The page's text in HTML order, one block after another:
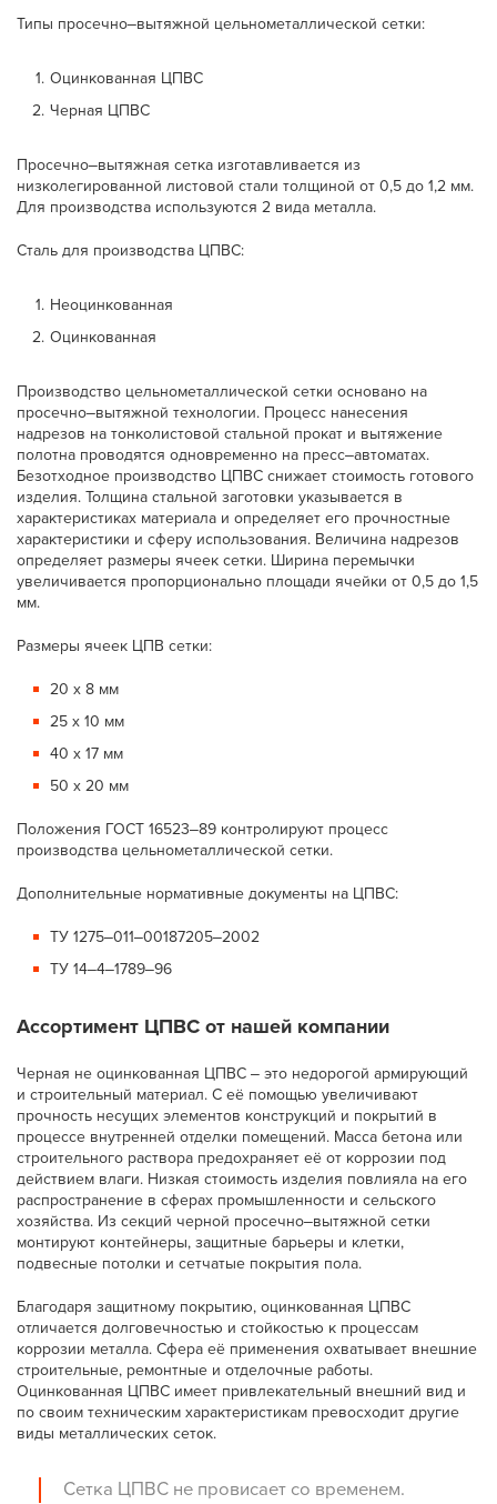
Типы просечно‒вытяжной цельнометаллической сетки:
Оцинкованная ЦПВС
Черная ЦПВС
Просечно‒вытяжная сетка изготавливается из
низколегированной листовой стали толщиной от 0,5 до 1,2 мм.
Для производства используются 2 вида металла.
Сталь для производства ЦПВС:
Неоцинкованная
Оцинкованная
Производство цельнометаллической сетки основано на
просечно‒вытяжной технологии. Процесс нанесения
надрезов на тонколистовой стальной прокат и вытяжение
полотна проводятся одновременно на пресс‒автоматах.
Безотходное производство ЦПВС снижает стоимость готового
изделия. Толщина стальной заготовки указывается в
характеристиках материала и определяет его прочностные
характеристики и сферу использования. Величина надрезов
определяет размеры ячеек сетки. Ширина перемычки
увеличивается пропорционально площади ячейки от 0,5 до 1,5
мм.
Размеры ячеек ЦПВ сетки:
20 х 8 мм
25 х 10 мм
40 х 17 мм
50 х 20 мм
Положения ГОСТ 16523‒89 контролируют процесс
производства цельнометаллической сетки.
Дополнительные нормативные документы на ЦПВС:
ТУ 1275‒011‒00187205‒2002
ТУ 14‒4‒1789‒96
Ассортимент ЦПВС от нашей компании
Черная не оцинкованная ЦПВС ‒ это недорогой армирующий
и строительный материал. С её помощью увеличивают
прочность несущих элементов конструкций и покрытий в
процессе внутренней отделки помещений. Масса бетона или
строительного раствора предохраняет её от коррозии под
действием влаги. Низкая стоимость изделия повлияла на его
распространение в сферах промышленности и сельского
хозяйства. Из секций черной просечно‒вытяжной сетки
монтируют контейнеры, защитные барьеры и клетки,
подвесные потолки и сетчатые покрытия пола.
Благодаря защитному покрытию, оцинкованная ЦПВС
отличается долговечностью и стойкостью к процессам
коррозии металла. Сфера её применения охватывает внешние
строительные, ремонтные и отделочные работы.
Оцинкованная ЦПВС имеет привлекательный внешний вид и
по своим техническим характеристикам превосходит другие
виды металлических сеток.
Сетка ЦПВС не провисает со временем.